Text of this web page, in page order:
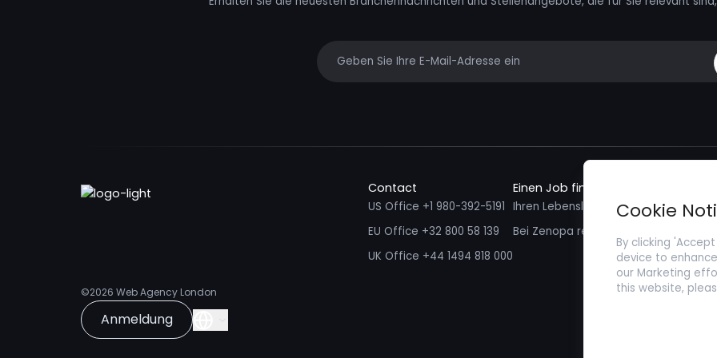
©2026 Web Agency London
Anmeldung
Contact
US Office +1 980-392-5191
EU Office +32 800 58 139
UK Office +44 1494 818 000
Einen Job finden
Ihren Lebenslauf einreichen
Bei Zenopa registrieren
Ich
Cookie
By clicking
device to
our Marketing
this website,